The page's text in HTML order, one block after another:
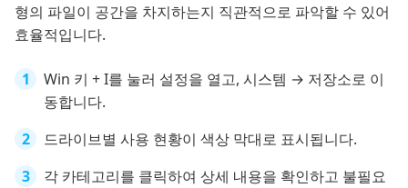
형의 파일이 공간을 차지하는지 직관적으로 파악할 수 있어
효율적입니다.
Win 키 + I를 눌러 설정을 열고, 시스템 → 저장소로 이
동합니다.
드라이브별 사용 현황이 색상 막대로 표시됩니다.
각 카테고리를 클릭하여 상세 내용을 확인하고 불필요